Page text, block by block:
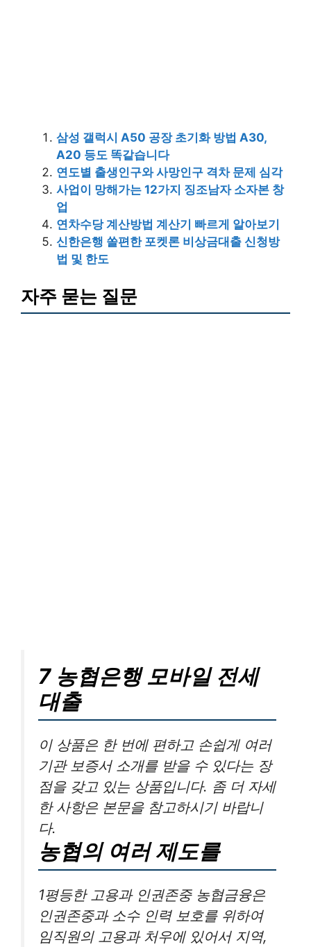
삼성 갤럭시 A50 공장 초기화 방법 A30,
A20 등도 똑같습니다
연도별 출생인구와 사망인구 격차 문제 심각
사업이 망해가는 12가지 징조남자 소자본 창
업
연차수당 계산방법 계산기 빠르게 알아보기
신한은행 쏠편한 포켓론 비상금대출 신청방
법 및 한도
자주 묻는 질문
7 농협은행 모바일 전세
대출
이 상품은 한 번에 편하고 손쉽게 여러
기관 보증서 소개를 받을 수 있다는 장
점을 갖고 있는 상품입니다. 좀 더 자세
한 사항은 본문을 참고하시기 바랍니
다.
농협의 여러 제도를
1평등한 고용과 인권존중 농협금융은
인권존중과 소수 인력 보호를 위하여
임직원의 고용과 처우에 있어서 지역,